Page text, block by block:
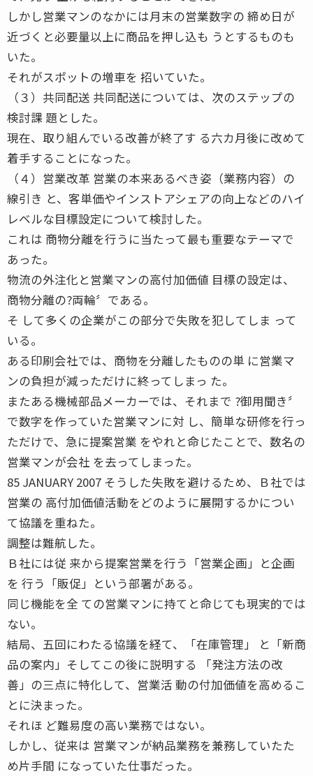
しかし営業マンのなかには月末の営業数字の 締め日が
近づくと必要量以上に商品を押し込も うとするものも
いた。
それがスポットの増車を 招いていた。
（３）共同配送 共同配送については、次のステップの
検討課 題とした。
現在、取り組んでいる改善が終了す る六カ月後に改めて
着手することになった。
（４）営業改革 営業の本来あるべき姿（業務内容）の
線引き と、客単価やインストアシェアの向上などのハイ
レベルな目標設定について検討した。
これは 商物分離を行うに当たって最も重要なテーマで
あった。
物流の外注化と営業マンの高付加価値 目標の設定は、
商物分離の?両輪〞である。
そ して多くの企業がこの部分で失敗を犯してしま って
いる。
ある印刷会社では、商物を分離したものの単 に営業マ
ンの負担が減っただけに終ってしまっ た。
またある機械部品メーカーでは、それまで ?御用聞き〞
で数字を作っていた営業マンに対 し、簡単な研修を行っ
ただけで、急に提案営業 をやれと命じたことで、数名の
営業マンが会社 を去ってしまった。
85 JANUARY 2007 そうした失敗を避けるため、Ｂ社では
営業の 高付加価値活動をどのように展開するかについ
て協議を重ねた。
調整は難航した。
Ｂ社には従 来から提案営業を行う「営業企画」と企画
を 行う「販促」という部署がある。
同じ機能を全 ての営業マンに持てと命じても現実的では
ない。
結局、五回にわたる協議を経て、「在庫管理」 と「新商
品の案内」そしてこの後に説明する 「発注方法の改
善」の三点に特化して、営業活 動の付加価値を高めるこ
とに決まった。
それほ ど難易度の高い業務ではない。
しかし、従来は 営業マンが納品業務を兼務していたた
め片手間 になっていた仕事だった。